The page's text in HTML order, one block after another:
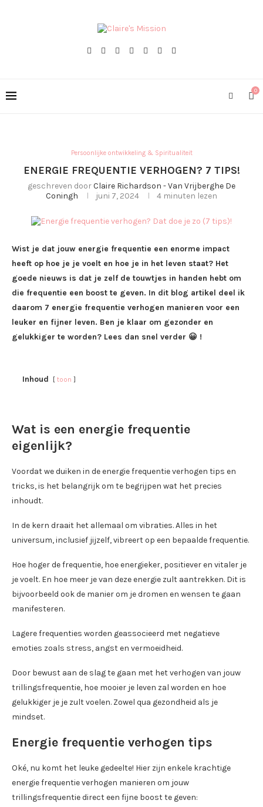
0
Persoonlijke ontwikkeling & Spiritualiteit
ENERGIE FREQUENTIE VERHOGEN? 7 TIPS!
geschreven doorClaire Richardson - Van Vrijberghe De
Coningh
juni 7, 2024 4 minuten lezen
Wist je dat jouw energie frequentie een enorme impact
heeft op hoe je je voelt en hoe je in het leven staat? Het
goede nieuws is dat je zelf de touwtjes in handen hebt om
die frequentie een boost te geven. In dit blog artikel deel ik
daarom 7 energie frequentie verhogen manieren voor een
leuker en fijner leven. Ben je klaar om gezonder en
gelukkiger te worden? Lees dan snel verder 😀 !
Inhoud toon
Wat is een energie frequentie
eigenlijk?
Voordat we duiken in de energie frequentie verhogen tips en
tricks, is het belangrijk om te begrijpen wat het precies
inhoudt.
In de kern draait het allemaal om vibraties. Alles in het
universum, inclusief jijzelf, vibreert op een bepaalde frequentie.
Hoe hoger de frequentie, hoe energieker, positiever en vitaler je
je voelt. En hoe meer je van deze energie zult aantrekken. Dit is
bijvoorbeeld ook de manier om je dromen en wensen te gaan
manifesteren.
Lagere frequenties worden geassocieerd met negatieve
emoties zoals stress, angst en vermoeidheid.
Door bewust aan de slag te gaan met het verhogen van jouw
trillingsfrequentie, hoe mooier je leven zal worden en hoe
gelukkiger je je zult voelen. Zowel qua gezondheid als je
mindset.
Energie frequentie verhogen tips
Oké, nu komt het leuke gedeelte! Hier zijn enkele krachtige
energie frequentie verhogen manieren om jouw
trillingsfrequentie direct een fijne boost te geven: